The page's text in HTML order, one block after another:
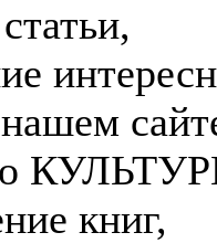
книг,